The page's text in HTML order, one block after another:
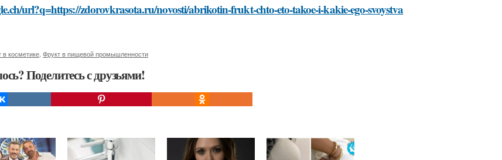
url?q=https://zdorovkrasota.ru/novosti/abrikotin-frukt-chto-eto-takoe-i-kakie-ego-svoystva
в косметике Фрукт в пищевой промышленности
Поделитесь с друзьями!